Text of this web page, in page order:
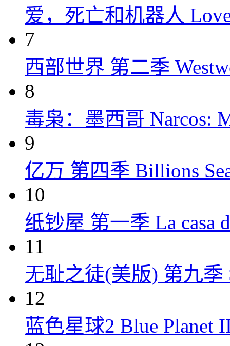
爱，死亡和机器人
7
西部世界 第二季
8
毒枭：墨西哥 Narcos:
9
亿万 第四季 Billions
10
纸钞屋 第一季 La casa
11
无耻之徒(美版) 第九季
12
蓝色星球2 Blue Planet